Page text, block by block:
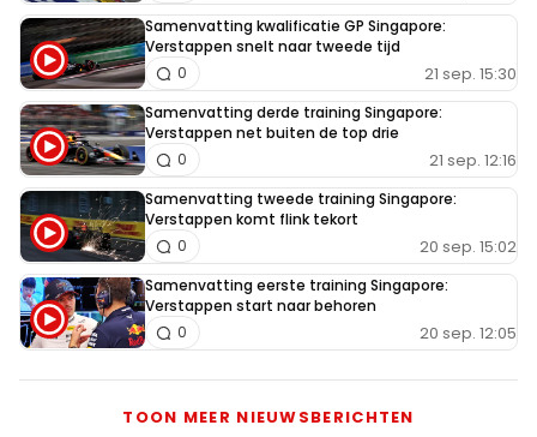
Samenvatting kwalificatie GP Singapore:
Verstappen snelt naar tweede tijd
21 sep. 15:30
0
Samenvatting derde training Singapore:
Verstappen net buiten de top drie
21 sep. 12:16
0
Samenvatting tweede training Singapore:
Verstappen komt flink tekort
20 sep. 15:02
0
Samenvatting eerste training Singapore:
Verstappen start naar behoren
20 sep. 12:05
0
TOON MEER NIEUWSBERICHTEN